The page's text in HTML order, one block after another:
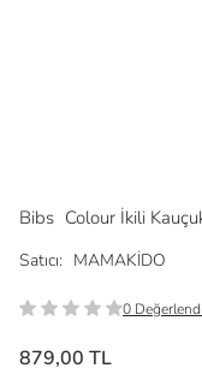
Bibs Colour İkili
Satıcı: MAMAKİDO
0
879,00 TL